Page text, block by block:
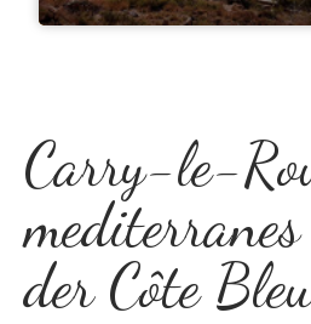
Carry-le-
der Côte